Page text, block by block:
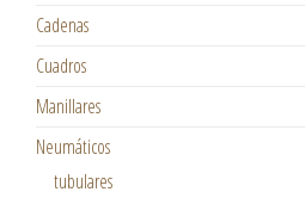
Cadenas
Cuadros
Manillares
Neumáticos
tubulares